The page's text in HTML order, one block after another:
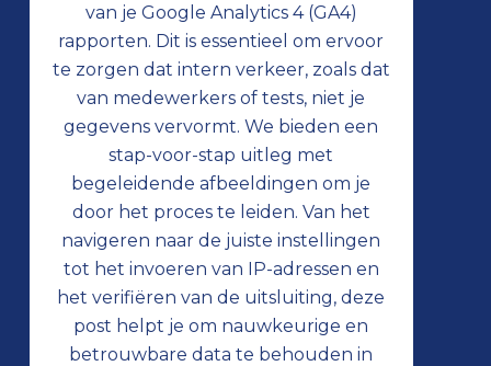
van je Google Analytics 4 (GA4)
rapporten. Dit is essentieel om ervoor
te zorgen dat intern verkeer, zoals dat
van medewerkers of tests, niet je
gegevens vervormt. We bieden een
stap-voor-stap uitleg met
begeleidende afbeeldingen om je
door het proces te leiden. Van het
navigeren naar de juiste instellingen
tot het invoeren van IP-adressen en
het verifiëren van de uitsluiting, deze
post helpt je om nauwkeurige en
betrouwbare data te behouden in